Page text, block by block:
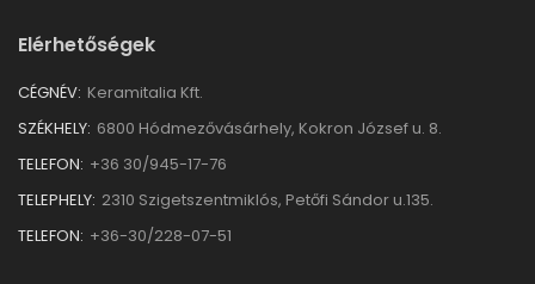
Elérhetőségek
CÉGNÉV: Keramitalia Kft.
SZÉKHELY: 6800 Hódmezővásárhely, Kokron József u. 8.
TELEFON: +36 30/945-17-76
TELEPHELY: 2310 Szigetszentmiklós, Petőfi Sándor u.135.
TELEFON: +36-30/228-07-51